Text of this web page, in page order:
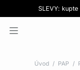
SLEVY:
Love EDIT:
Úvod PAP